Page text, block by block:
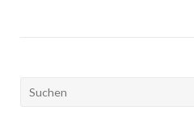
Suchen